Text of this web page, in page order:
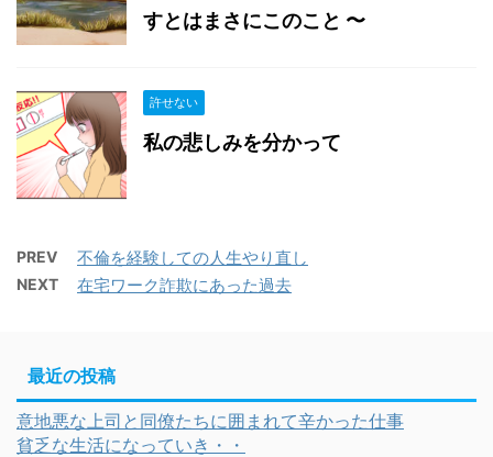
すとはまさにこのこと 〜
許せない
私の悲しみを分かって
PREV 不倫を経験しての人生やり直し
NEXT 在宅ワーク詐欺にあった過去
最近の投稿
意地悪な上司と同僚たちに囲まれて辛かった仕事
貧乏な生活になっていき・・